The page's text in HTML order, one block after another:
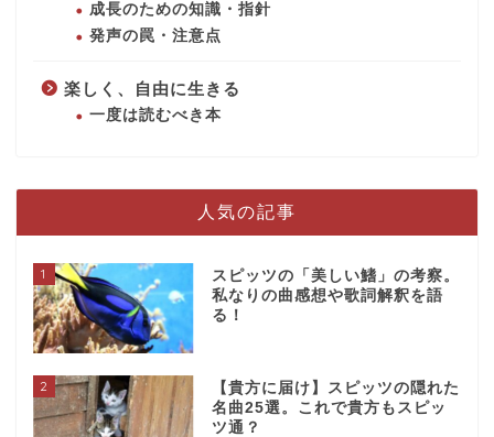
成長のための知識・指針
発声の罠・注意点
楽しく、自由に生きる
一度は読むべき本
人気の記事
1
スピッツの「美しい鰭」の考察。
私なりの曲感想や歌詞解釈を語
る！
2
【貴方に届け】スピッツの隠れた
名曲25選。これで貴方もスピッ
ツ通？